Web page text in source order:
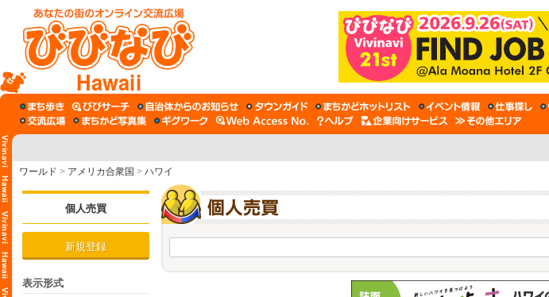
Hawaii
ワールド > アメリカ合衆国 > ハワイ
個人売買
新規登録
表示形式